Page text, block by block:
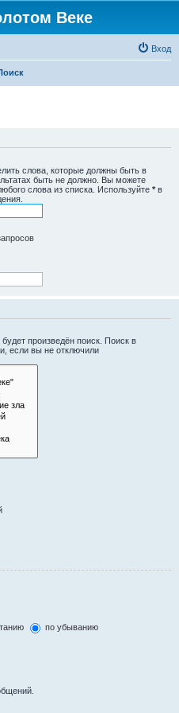
Веке
Вход
слова, которые должны быть в
быть не должно. Вы можете
слова из списка. Используйте * в
произведён поиск. Поиск в
если вы не отключили
по убыванию